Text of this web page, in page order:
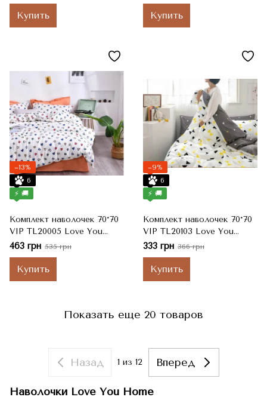
Купить Купить
−13%
6
⚡ 🚚
Комплект наволочек 70*70
VIP TL20005 Love You
Сатин
463 грн 535 грн
Купить
−9%
6
⚡ 🚚
Комплект наволочек 70*70
VIP TL20103 Love You
Сатин
333 грн 366 грн
Купить
Показать еще 20 товаров
Назад 1 из 12 Вперед
Наволочки Love You Home